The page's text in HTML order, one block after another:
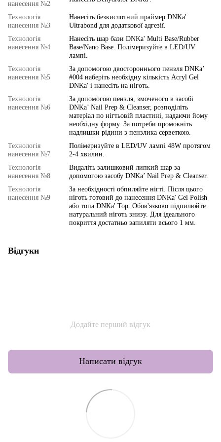
нанесення №2
Технологія
нанесення №3
Нанесіть безкислотний праймер DNKa'
Ultrabond для додаткової адгезії.
Технологія
нанесення №4
Нанесіть шар бази DNKa' Multi Base/Rubber
Base/Nano Base. Полімеризуйте в LED/UV
лампі.
Технологія
нанесення №5
За допомогою двостороннього пензля DNKa’
#004 наберіть необхідну кількість Acryl Gel
DNKa' і нанесіть на ніготь.
Технологія
нанесення №6
За допомогою пензля, змоченого в засобі
DNKa’ Nail Prep & Cleanser, розподіліть
матеріал по нігтьовій пластині, надаючи йому
необхідну форму. За потреби промокніть
надлишки рідини з пензлика серветкою.
Технологія
нанесення №7
Полімеризуйте в LED/UV лампі 48W протягом
2-4 хвилин.
Технологія
нанесення №8
Видаліть залишковий липкий шар за
допомогою засобу DNKa’ Nail Prep & Cleanser.
Технологія
нанесення №9
За необхідності обпиляйте нігті. Після цього
ніготь готовий до нанесення DNKa' Gel Polish
або топа DNKa' Top. Обов'язково підпилюйте
натуральний ніготь знизу. Для ідеального
покриття достатньо запиляти всього 1 мм.
Відгуки
Додайте перший відгук
Написати відгук